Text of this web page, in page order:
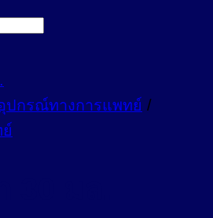
ปกรณ์ทางการแพทย์ /